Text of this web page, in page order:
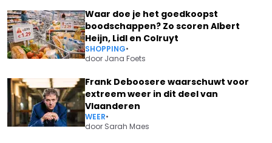
Waar doe je het goedkoopst
boodschappen? Zo scoren Albert
Heijn, Lidl en Colruyt
SHOPPING•
door Jana Foets
Frank Deboosere waarschuwt voor
extreem weer in dit deel van
Vlaanderen
WEER•
door Sarah Maes